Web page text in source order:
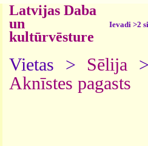
Latvijas Daba
un
kultūrvēsture
Ievadi >2
Vietas > Sēlija
Aknīstes pagasts